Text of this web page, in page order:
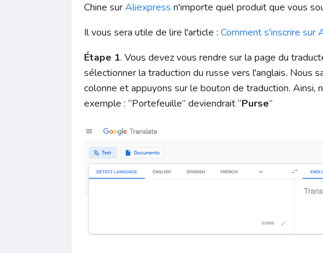
Chine surAliexpress n'importe quel produit que vous
Il vous sera utile de lire l'article : Comment s'inscrire sur
Étape 1. Vous devez vous rendre sur la page du
sélectionner la traduction du russe vers l'anglais. Nous
colonne et appuyons sur le bouton de traduction. Ainsi,
exemple : “Portefeuille” deviendrait “Purse”